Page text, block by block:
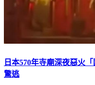
日本570年寺廟深夜惡火
驚逃